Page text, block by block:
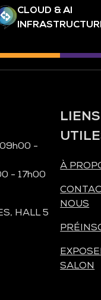
CLOUD & AI
-
- 17h00
HALL 5
LIENS
À
NOUS
SALON